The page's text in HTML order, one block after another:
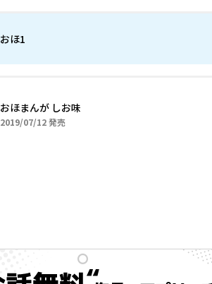
おほ1
おほまんが しお味
2019/07/122019年07月12日
発売